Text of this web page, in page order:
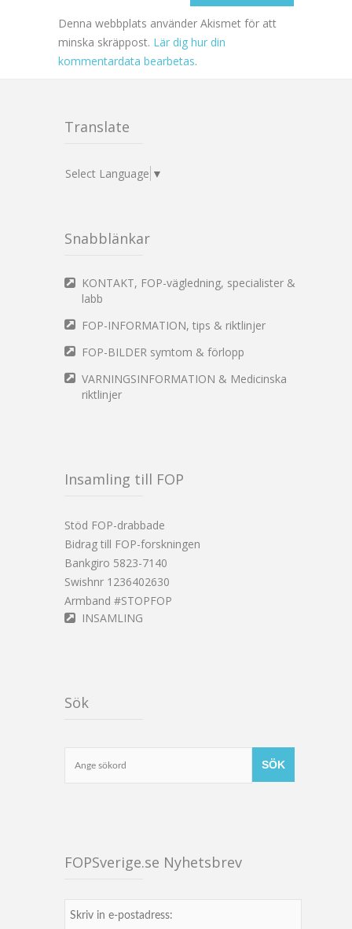
Denna webbplats använder Akismet för att
minska skräppost. Lär dig hur din
kommentardata bearbetas.
Translate
Select Language ▼
Snabblänkar
KONTAKT, FOP-vägledning, specialister &
labb
FOP-INFORMATION, tips & riktlinjer
FOP-BILDER symtom & förlopp
VARNINGSINFORMATION & Medicinska
riktlinjer
Insamling till FOP
Stöd FOP-drabbade
Bidrag till FOP-forskningen
Bankgiro 5823-7140
Swishnr 1236402630
Armband #STOPFOP
INSAMLING
Sök
FOPSverige.se Nyhetsbrev